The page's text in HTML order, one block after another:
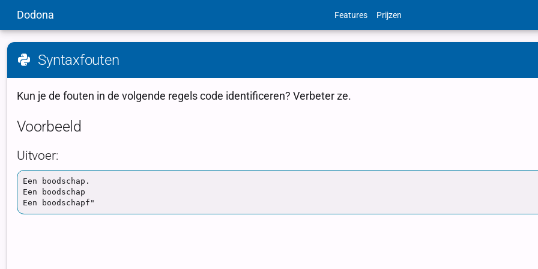
Dodona Features Prijzen
Syntaxfouten